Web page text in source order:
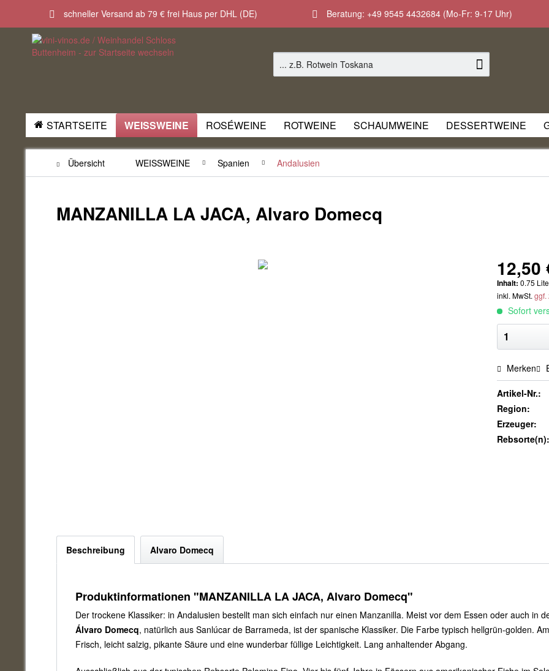
schneller Versand ab 79 € frei Haus per DHL (DE) Beratung: +49 9545 4432684 (Mo-Fr: 9-17 Uhr)
STARTSEITE WEISSWEINE ROSÉWEINE ROTWEINE SCHAUMWEINE DESSERTWEINE
Übersicht WEISSWEINE Spanien Andalusien
MANZANILLA LA JACA, Alvaro Domecq
12,50
Inhalt:0.75
inkl. MwSt.ggf.
Sofort
Merken
Artikel-Nr.:
Region:
Erzeuger:
Rebsorte(n):
Beschreibung Alvaro Domecq
Produktinformationen "MANZANILLA LA JACA, Alvaro Domecq"
Der trockene Klassiker: in Andalusien bestellt man sich einfach nur einen Manzanilla. Meist vor dem Essen oder auch in
Álvaro Domecq, natürlich aus Sanlúcar de Barrameda, ist der spanische Klassiker. Die Farbe typisch hellgrün-golden.
Frisch, leicht salzig, pikante Säure und eine wunderbar füllige Leichtigkeit. Lang anhaltender Abgang.